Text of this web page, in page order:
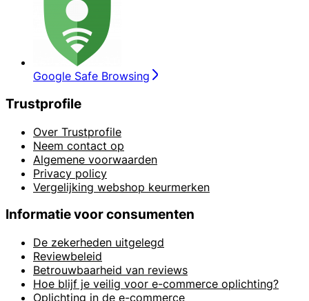
Google Safe Browsing
Trustprofile
Over Trustprofile
Neem contact op
Algemene voorwaarden
Privacy policy
Vergelijking webshop keurmerken
Informatie voor consumenten
De zekerheden uitgelegd
Reviewbeleid
Betrouwbaarheid van reviews
Hoe blijf je veilig voor e-commerce oplichting?
Oplichting in de e-commerce